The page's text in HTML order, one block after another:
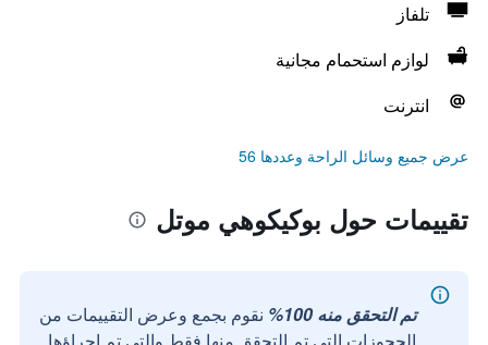
تلفاز
لوازم استحمام مجانية
انترنت
عرض جميع وسائل الراحة وعددها 56
تقييمات حول بوكيكوهي موتل
تم التحقق منه 100%
نقوم بجمع وعرض التقييمات من